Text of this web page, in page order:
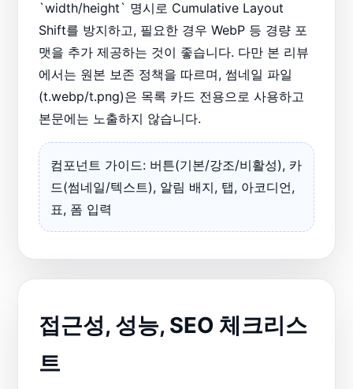
`width/height` 명시로 Cumulative Layout
Shift를 방지하고, 필요한 경우 WebP 등 경량 포
맷을 추가 제공하는 것이 좋습니다. 다만 본 리뷰
에서는 원본 보존 정책을 따르며, 썸네일 파일
(t.webp/t.png)은 목록 카드 전용으로 사용하고
본문에는 노출하지 않습니다.
컴포넌트 가이드: 버튼(기본/강조/비활성), 카
드(썸네일/텍스트), 알림 배지, 탭, 아코디언,
표, 폼 입력
접근성, 성능, SEO 체크리스
트